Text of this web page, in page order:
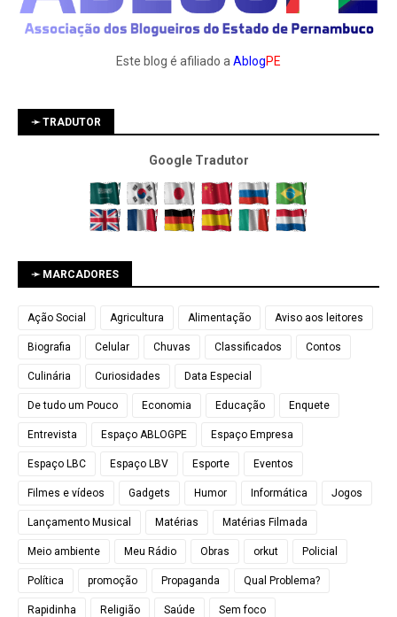
Este blog é afiliado a AblogPE
➛ TRADUTOR
Google Tradutor
➛ MARCADORES
Ação Social Agricultura Alimentação Aviso aos leitores
Biografia Celular Chuvas Classificados Contos
Culinária Curiosidades Data Especial
De tudo um Pouco Economia Educação Enquete
Entrevista Espaço ABLOGPE Espaço Empresa
Espaço LBC Espaço LBV Esporte Eventos
Filmes e vídeos Gadgets Humor Informática Jogos
Lançamento Musical Matérias Matérias Filmada
Meio ambiente Meu Rádio Obras orkut Policial
Política promoção Propaganda Qual Problema?
Rapidinha Religião Saúde Sem foco